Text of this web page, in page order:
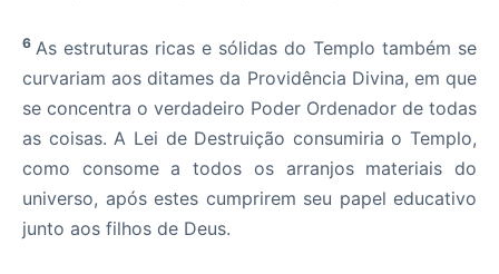
6 As estruturas ricas e sólidas do Templo também se
curvariam aos ditames da Providência Divina, em que
se concentra o verdadeiro Poder Ordenador de todas
as coisas. A Lei de Destruição consumiria o Templo,
como consome a todos os arranjos materiais do
universo, após estes cumprirem seu papel educativo
junto aos filhos de Deus.